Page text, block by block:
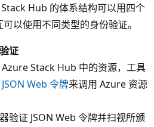
Hub 的体系结构可以用四个
以使用不同类型的身份验证。
证
Stack Hub 中的资源，工具
JSON Web 令牌来调用 Azure 资源
验证 JSON Web 令牌并扫视所颁